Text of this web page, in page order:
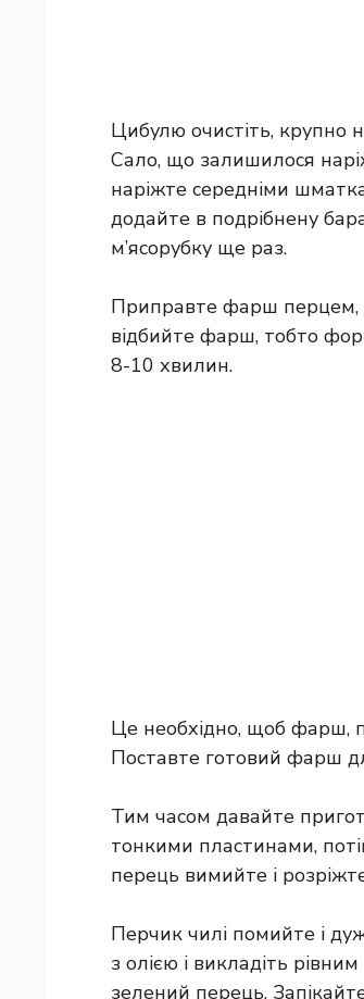
Цибулю очистіть, крупно
Сало, що залишилося
наріжте середніми
додайте в подрібнену
м’ясорубку ще раз.
Приправте фарш перцем,
відбийте фарш, тобто
8-10 хвилин.
Це необхідно, щоб фарш,
Поставте готовий фарш
Тим часом давайте
тонкими пластинами,
перець вимийте і
Перчик чилі помийте і
з олією і викладіть
зелений перець.